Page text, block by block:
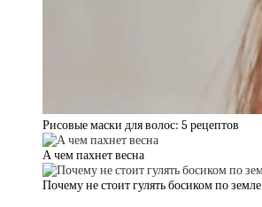
Рисовые маски для волос: 5 рецептов
А чем пахнет весна
Почему не стоит гулять босиком по земле